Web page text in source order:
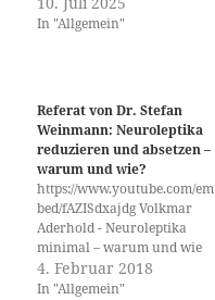
In "Allgemein"
Referat von Dr. Stefan
Weinmann: Neuroleptika
reduzieren und absetzen –
warum und wie?
https://www.youtube.com/em
bed/fAZISdxajdg Volkmar
Aderhold - Neuroleptika
minimal – warum und wie
4. Februar 2018
In "Allgemein"